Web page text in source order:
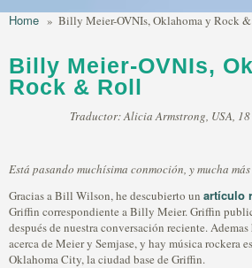
Home » Billy Meier-OVNIs, Oklahoma y Rock
Billy Meier-OVNIs,
Rock & Roll
Traductor: Alicia Armstrong, USA,
Está pasando muchísima conmoción, y mucha
Gracias a Bill Wilson, he descubierto un artículo
Griffin correspondiente a Billy Meier. Griffin
después de nuestra conversación reciente.
acerca de Meier y Semjase, y hay música rockera
Oklahoma City, la ciudad base de Griffin.